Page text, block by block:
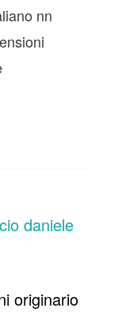
nn
daniele
originario